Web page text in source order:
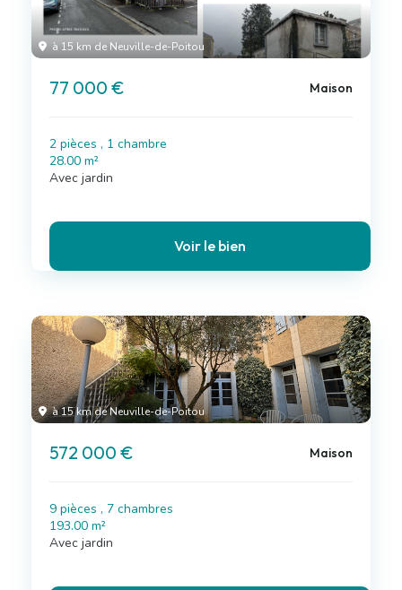
à 15 km de Neuville-de-Poitou
77 000 € Maison
2 pièces , 1 chambre
28.00 m²
Avec jardin
Voir le bien
à 15 km de Neuville-de-Poitou
572 000 € Maison
9 pièces , 7 chambres
193.00 m²
Avec jardin